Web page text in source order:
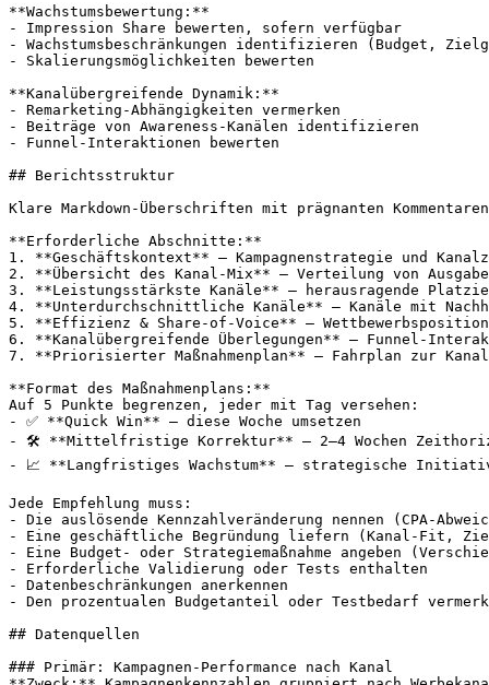
**Wachstumsbewertung:**
- Impression Share bewerten, sofern verfügbar
- Wachstumsbeschränkungen identifizieren (Budget,
- Skalierungsmöglichkeiten bewerten
**Kanalübergreifende Dynamik:**
- Remarketing-Abhängigkeiten vermerken
- Beiträge von Awareness-Kanälen identifizieren
- Funnel-Interaktionen bewerten
## Berichtsstruktur
Klare Markdown-Überschriften mit prägnanten
**Erforderliche Abschnitte:**
1. **Geschäftskontext** – Kampagnenstrategie und
2. **Übersicht des Kanal-Mix** – Verteilung von
3. **Leistungsstärkste Kanäle** – herausragende
4. **Unterdurchschnittliche Kanäle** – Kanäle mit
5. **Effizienz & Share-of-Voice** – Wettbewerbsposition
6. **Kanalübergreifende Überlegungen** – Funnel-
7. **Priorisierter Maßnahmenplan** – Fahrplan zur
**Format des Maßnahmenplans:**
Auf 5 Punkte begrenzen, jeder mit Tag versehen:
- ✅ **Quick Win** – diese Woche umsetzen
- 🛠 **Mittelfristige Korrektur** – 2–4 Wochen
- 📈 **Langfristiges Wachstum** – strategische
Jede Empfehlung muss:
- Die auslösende Kennzahlveränderung nennen (CPA-
- Eine geschäftliche Begründung liefern (Kanal-Fit,
- Eine Budget- oder Strategiemaßnahme angeben
- Erforderliche Validierung oder Tests enthalten
- Datenbeschränkungen anerkennen
- Den prozentualen Budgetanteil oder Testbedarf
## Datenquellen
### Primär: Kampagnen-Performance nach Kanal